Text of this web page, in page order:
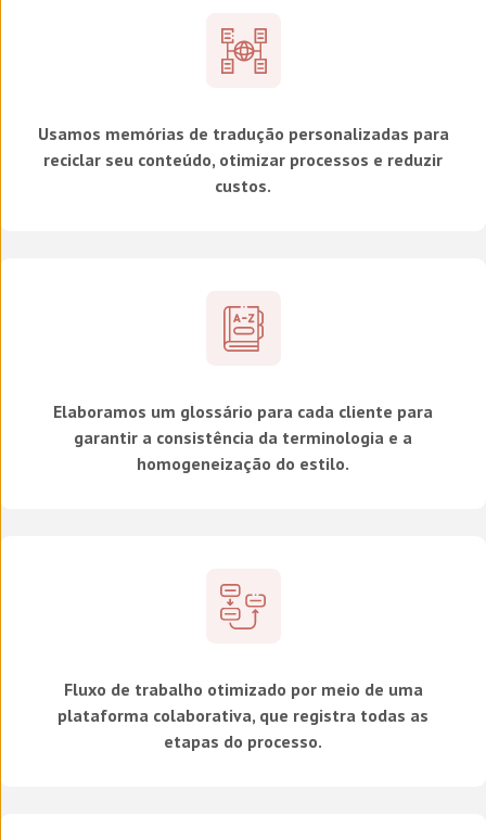
Usamos memórias de tradução personalizadas para
reciclar seu conteúdo, otimizar processos e reduzir
custos.
Elaboramos um glossário para cada cliente para
garantir a consistência da terminologia e a
homogeneização do estilo.
Fluxo de trabalho otimizado por meio de uma
plataforma colaborativa, que registra todas as
etapas do processo.